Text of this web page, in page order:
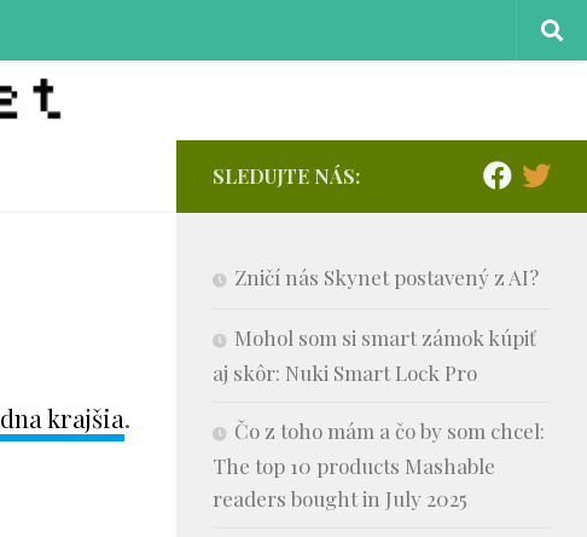
krajšia.
SLEDUJTE NÁS:
Zničí nás Skynet postavený z AI?
Mohol som si smart zámok kúpiť
aj skôr: Nuki Smart Lock Pro
Čo z toho mám a čo by som chcel:
The top 10 products Mashable
readers bought in July 2025